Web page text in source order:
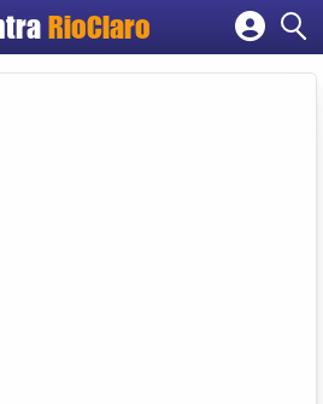
RioClaro
Cadastrar empresa